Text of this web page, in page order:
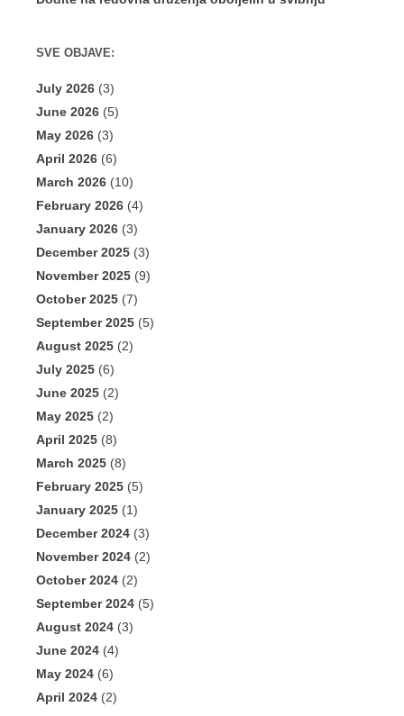
SVE OBJAVE:
July 2026 (3)
June 2026 (5)
May 2026 (3)
April 2026 (6)
March 2026 (10)
February 2026 (4)
January 2026 (3)
December 2025 (3)
November 2025 (9)
October 2025 (7)
September 2025 (5)
August 2025 (2)
July 2025 (6)
June 2025 (2)
May 2025 (2)
April 2025 (8)
March 2025 (8)
February 2025 (5)
January 2025 (1)
December 2024 (3)
November 2024 (2)
October 2024 (2)
September 2024 (5)
August 2024 (3)
June 2024 (4)
May 2024 (6)
April 2024 (2)